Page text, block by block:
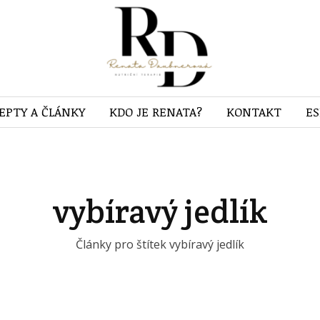
A ČLÁNKY KDO JE RENATA? KONTAKT
vybíravý jedlík
Články pro štítek vybíravý jedlík